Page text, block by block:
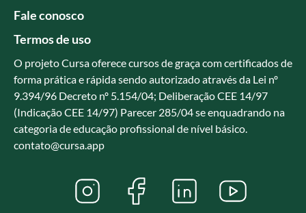
Fale conosco
Termos de uso
O projeto Cursa oferece cursos de graça com certificados de
forma prática e rápida sendo autorizado através da Lei nº
9.394/96 Decreto nº 5.154/04; Deliberação CEE 14/97
(Indicação CEE 14/97) Parecer 285/04 se enquadrando na
categoria de educação profissional de nível básico.
contato@cursa.app